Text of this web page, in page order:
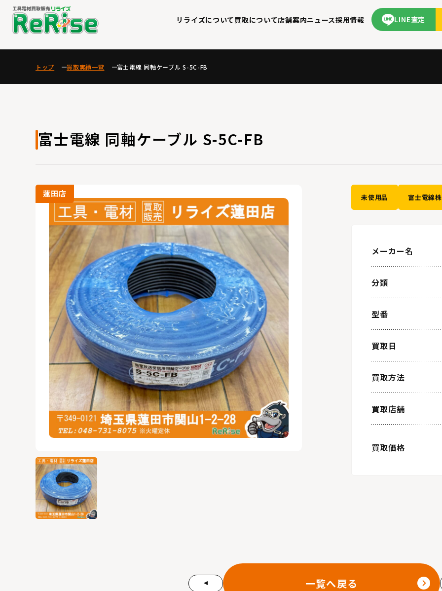
リライズについて買取について店舗案内ニュース採用情報 LINE査定
トップ 買取実績一覧 富士電線 同軸ケーブル S-5C-FB
富士電線 同軸ケーブル S-5C-FB
蓮田店 未使用品 富士電線
メーカー名
分類
型番
買取日
買取方法
買取店舗
買取価格
一覧へ戻る